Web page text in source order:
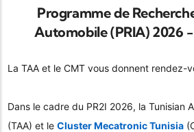
Programme de
Automobile (PRIA) 2026
La TAA et le CMT vous donnent rendez-
Dans le cadre du PR2I 2026, la Tunisian
(TAA) et le Cluster Mecatronic Tunisia